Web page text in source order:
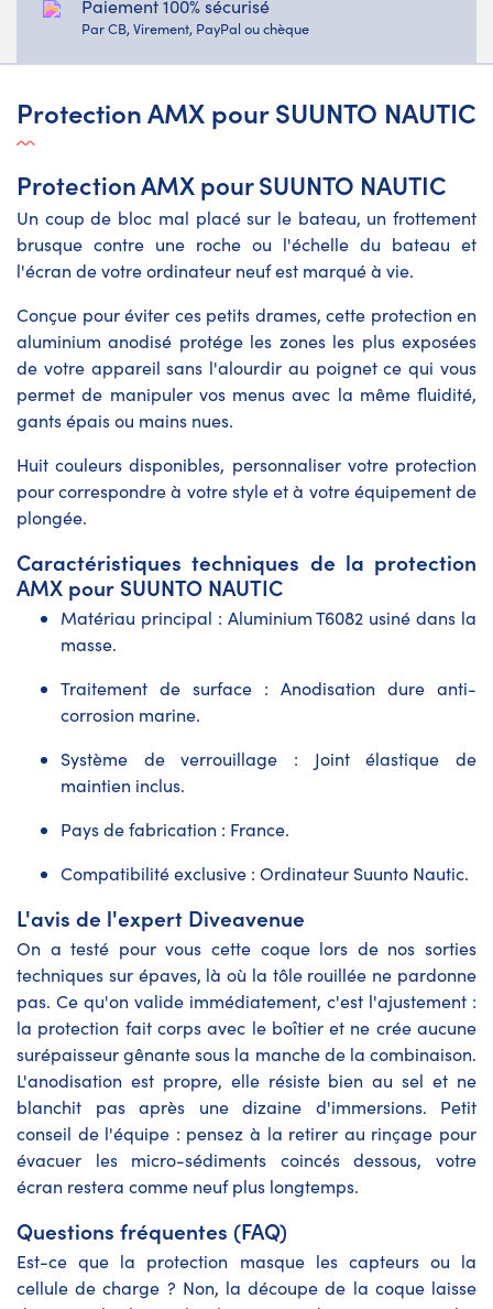
Paiement 100% sécurisé
Par CB, Virement, PayPal ou chèque
Protection AMX pour SUUNTO NAUTIC
Protection AMX pour SUUNTO NAUTIC
Un coup de bloc mal placé sur le bateau, un frottement
brusque contre une roche ou l'échelle du bateau et
l'écran de votre ordinateur neuf est marqué à vie.
Conçue pour éviter ces petits drames, cette protection en
aluminium anodisé protége les zones les plus exposées
de votre appareil sans l'alourdir au poignet ce qui vous
permet de manipuler vos menus avec la même fluidité,
gants épais ou mains nues.
Huit couleurs disponibles, personnaliser votre protection
pour correspondre à votre style et à votre équipement de
plongée.
Caractéristiques techniques de la protection
AMX pour SUUNTO NAUTIC
Matériau principal : Aluminium T6082 usiné dans la
masse.
Traitement de surface : Anodisation dure anti-
corrosion marine.
Système de verrouillage : Joint élastique de
maintien inclus.
Pays de fabrication : France.
Compatibilité exclusive : Ordinateur Suunto Nautic.
L'avis de l'expert Diveavenue
On a testé pour vous cette coque lors de nos sorties
techniques sur épaves, là où la tôle rouillée ne pardonne
pas. Ce qu'on valide immédiatement, c'est l'ajustement :
la protection fait corps avec le boîtier et ne crée aucune
surépaisseur gênante sous la manche de la combinaison.
L'anodisation est propre, elle résiste bien au sel et ne
blanchit pas après une dizaine d'immersions. Petit
conseil de l'équipe : pensez à la retirer au rinçage pour
évacuer les micro-sédiments coincés dessous, votre
écran restera comme neuf plus longtemps.
Questions fréquentes (FAQ)
Est-ce que la protection masque les capteurs ou la
cellule de charge ? Non, la découpe de la coque laisse